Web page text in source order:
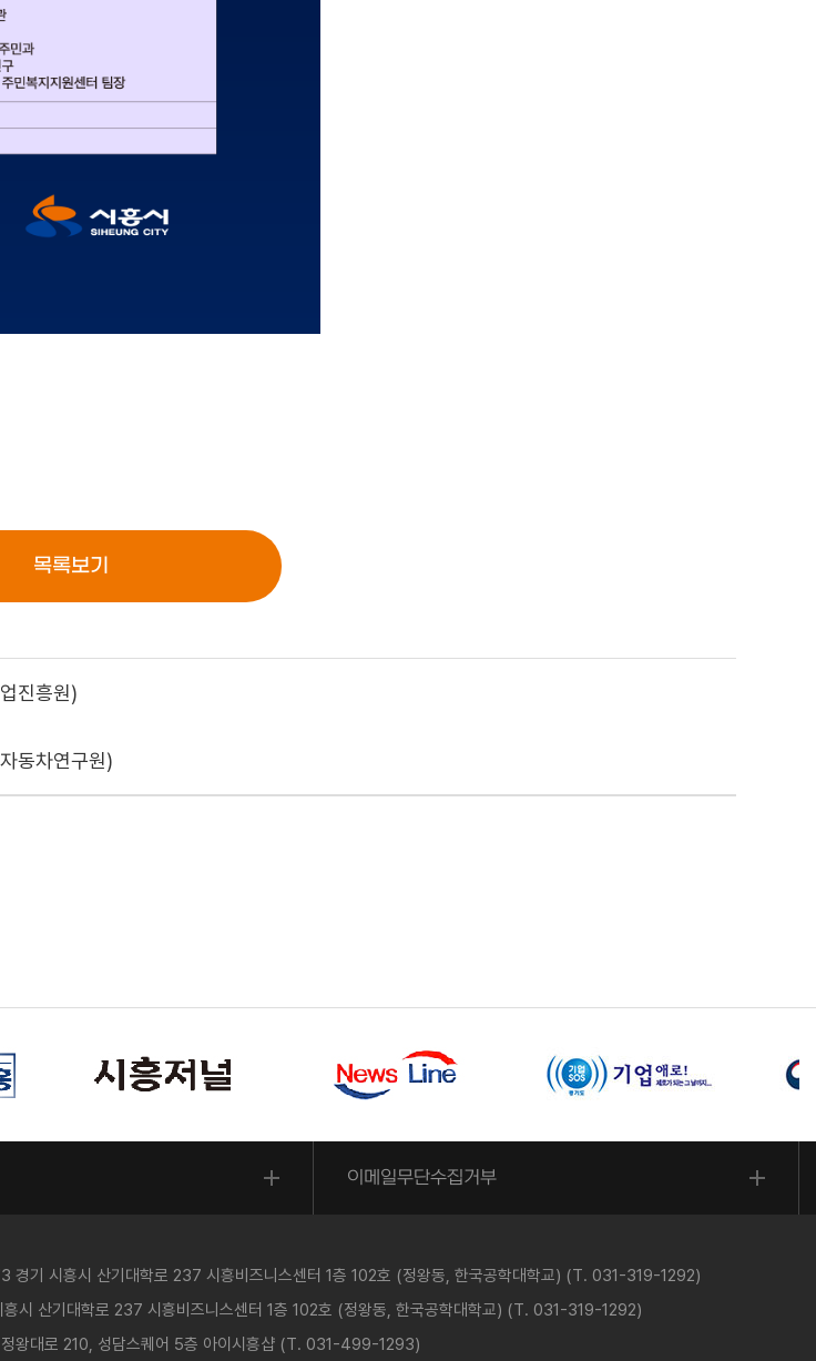
목록보기
진흥원)
동차연구원)
이메일무단수집거부
경기 시흥시 산기대학로 237 시흥비즈니스센터 1층 102호 (정왕동, 한국공학대학교) (T. 031-319-1292)
시 산기대학로 237 시흥비즈니스센터 1층 102호 (정왕동, 한국공학대학교) (T. 031-319-1292)
정왕대로 210, 성담스퀘어 5층 아이시흥샵 (T. 031-499-1293)